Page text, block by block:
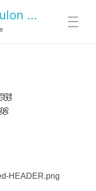
Désinsectisation Toulon (83) Marseille (13) et sa région
HEADER.png